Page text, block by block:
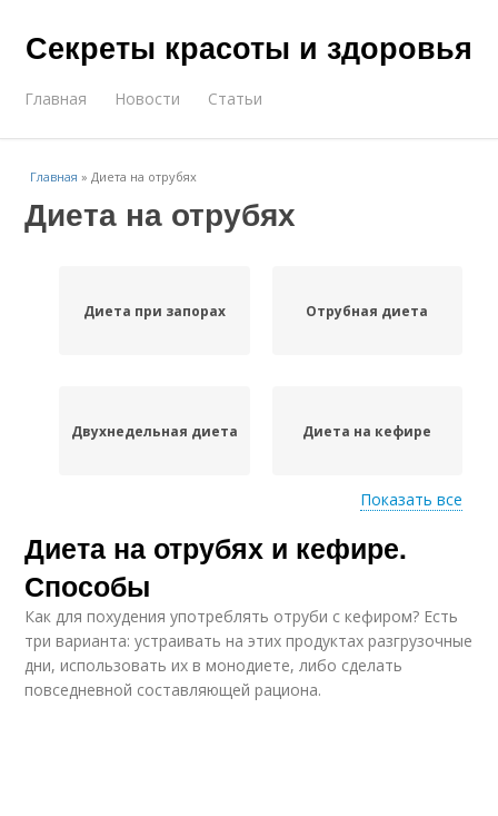
Секреты красоты и здоровья
Главная Новости Статьи
Главная »Диета на отрубях
Диета на отрубях
Диета при запорах Отрубная диета
Двухнедельная диета Диета на кефире
Диета с отрубями
Показать все
Диета на отрубях и кефире.
Способы
Как для похудения употреблять отруби с кефиром? Есть
три варианта: устраивать на этих продуктах разгрузочные
дни, использовать их в монодиете, либо сделать
повседневной составляющей рациона.